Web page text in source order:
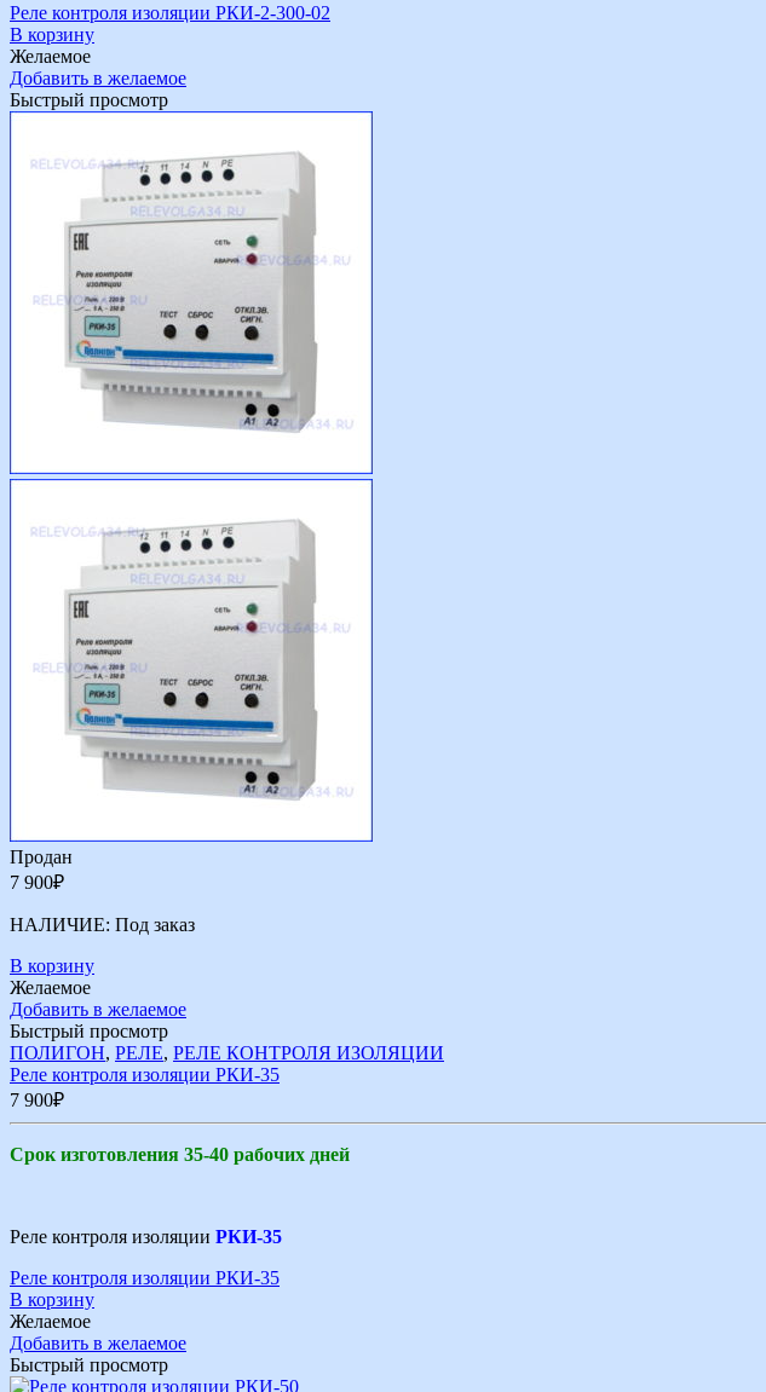
Реле контроля изоляции РКИ-2-300-02
В корзину
Желаемое
Добавить в желаемое
Быстрый просмотр
Продан
7 900₽
НАЛИЧИЕ: Под заказ
В корзину
Желаемое
Добавить в желаемое
Быстрый просмотр
ПОЛИГОН, РЕЛЕ, РЕЛЕ КОНТРОЛЯ ИЗОЛЯЦИИ
Реле контроля изоляции РКИ-35
7 900₽
Срок изготовления 35-40 рабочих дней
Реле контроля изоляции РКИ-35
Реле контроля изоляции РКИ-35
В корзину
Желаемое
Добавить в желаемое
Быстрый просмотр